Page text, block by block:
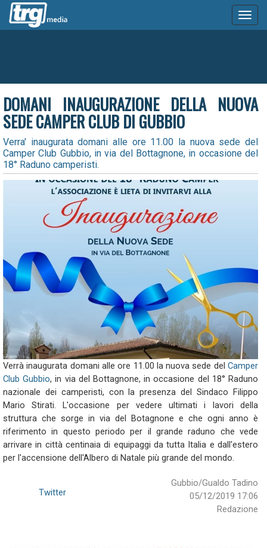
DOMANI INAUGURAZIONE DELLA NUOVA
SEDE CAMPER CLUB DI GUBBIO
Verra' inaugurata domani alle ore 11.00 la nuova sede del
Camper Club Gubbio, in via del Bottagnone, in occasione del
18° Raduno camperisti.
Verrà inaugurata domani alle ore 11.00 la nuova sede del Camper
Club Gubbio, in via del Bottagnone, in occasione del 18° Raduno
nazionale dei camperisti, con la presenza del Sindaco Filippo
Mario Stirati. L'occasione per vedere ultimati i lavori della
struttura che sorge in via del Botagnone e che ogni anno è
riferimento in questo periodo per il grande raduno che vede
arrivare in città centinaia di equipaggi da tutta Italia e dall'estero
per l'accensione dell'Albero di Natale più grande del mondo.
Gubbio/Gualdo Tadino
05/12/2019 17:06
Redazione
Twitter